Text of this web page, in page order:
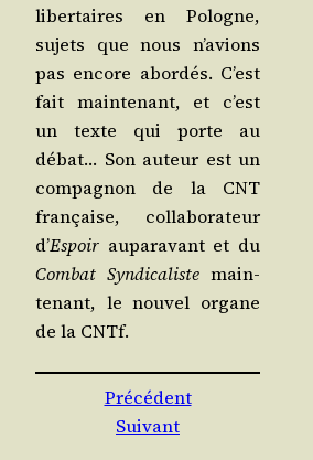
liber­taires en Pologne,
sujets que nous n’a­vions
pas encore abor­dés. C’est
fait main­te­nant, et c’est
un texte qui porte au
débat… Son auteur est un
com­pa­gnon de la CNT
fran­çaise, col­la­bo­ra­teur
d’Espoir aupa­ra­vant et du
Com­bat Syn­di­ca­liste main­
te­nant, le nou­vel organe
de la CNTf.
Précédent
Suivant